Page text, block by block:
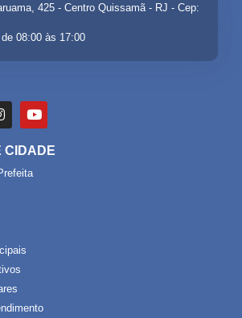
425 - Centro Quissamã - RJ - Cep:
08:00 às 17:00
CIDADE